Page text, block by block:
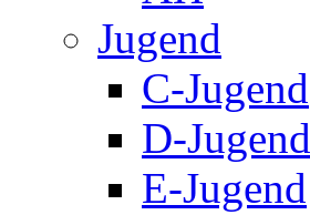
Jugend
C-Jugend
D-Jugend
E-Jugend